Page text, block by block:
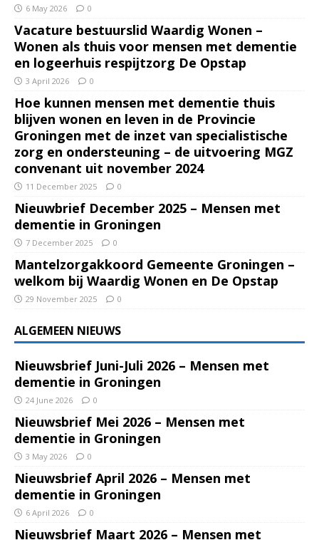
6 May 2026 0
Vacature bestuurslid Waardig Wonen –
Wonen als thuis voor mensen met dementie
en logeerhuis respijtzorg De Opstap
3 April 2026 0
Hoe kunnen mensen met dementie thuis
blijven wonen en leven in de Provincie
Groningen met de inzet van specialistische
zorg en ondersteuning – de uitvoering MGZ
convenant uit november 2024
11 December 2025 0
Nieuwbrief December 2025 – Mensen met
dementie in Groningen
7 December 2025 0
Mantelzorgakkoord Gemeente Groningen –
welkom bij Waardig Wonen en De Opstap
29 November 2025 0
ALGEMEEN NIEUWS
Nieuwsbrief Juni-Juli 2026 – Mensen met
dementie in Groningen
24 June 2026 0
Nieuwsbrief Mei 2026 – Mensen met
dementie in Groningen
3 May 2026 0
Nieuwsbrief April 2026 – Mensen met
dementie in Groningen
6 April 2026 0
Nieuwsbrief Maart 2026 – Mensen met